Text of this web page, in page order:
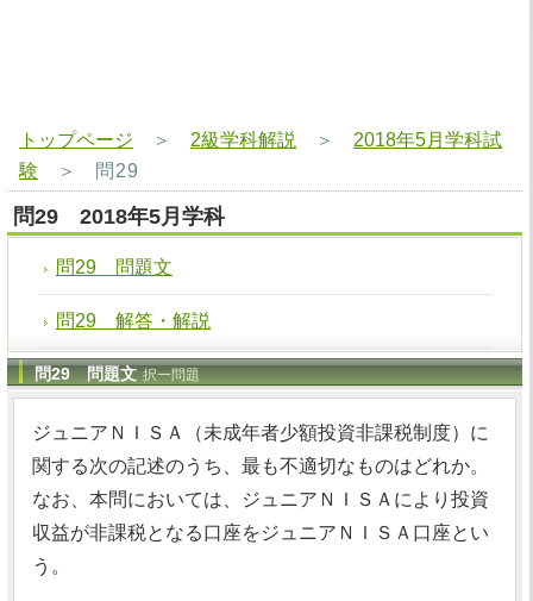
トップページ ＞ 2級学科解説 ＞ 2018年5月学科試
験 ＞ 問29
問29 2018年5月学科
問29 問題文
問29 解答・解説
問29 問題文 択一問題
ジュニアＮＩＳＡ（未成年者少額投資非課税制度）に
関する次の記述のうち、最も不適切なものはどれか。
なお、本問においては、ジュニアＮＩＳＡにより投資
収益が非課税となる口座をジュニアＮＩＳＡ口座とい
う。